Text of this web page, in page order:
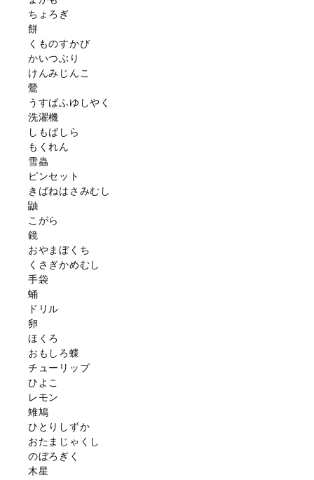
ちょろぎ
餅
くものすかび
かいつぶり
けんみじんこ
鶯
うすばふゆしやく
洗濯機
しもばしら
もくれん
雪蟲
ピンセット
きばねはさみむし
鼬
こがら
鏡
おやまぼくち
くさぎかめむし
手袋
蛹
ドリル
卵
ほくろ
おもしろ蝶
チューリップ
ひよこ
レモン
雉鳩
ひとりしずか
おたまじゃくし
のぼろぎく
木星